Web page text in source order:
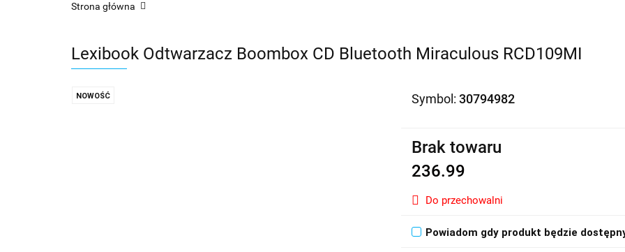
Strona główna
Lexibook Odtwarzacz Boombox CD Bluetooth Miraculous RCD109MI
NOWOŚĆ Symbol: 30794982
Brak towaru
236.99
Do przechowalni
Powiadom gdy produkt będzie